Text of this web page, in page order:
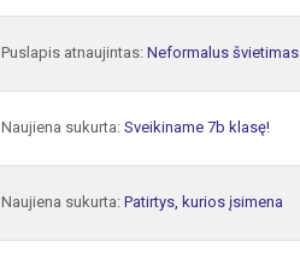
Puslapis atnaujintas: Neformalus švietimas
Naujiena sukurta: Sveikiname 7b klasę!
Naujiena sukurta: Patirtys, kurios įsimena